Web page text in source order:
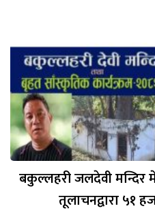
बकुल्लहरी जलदेवी मन्दिर
तूलाचनद्वारा ५१